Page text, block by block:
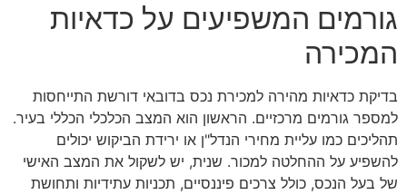
גורמים המשפיעים על כדאיות
המכירה
בדיקת כדאיות מהירה למכירת נכס בדובאי דורשת התייחסות
למספר גורמים מרכזיים. הראשון הוא המצב הכלכלי הכללי בעיר.
תהליכים כמו עליית מחירי הנדל"ן או ירידת הביקוש יכולים
להשפיע על ההחלטה למכור. שנית, יש לשקול את המצב האישי
של בעל הנכס, כולל צרכים פיננסיים, תכניות עתידיות ותחושת